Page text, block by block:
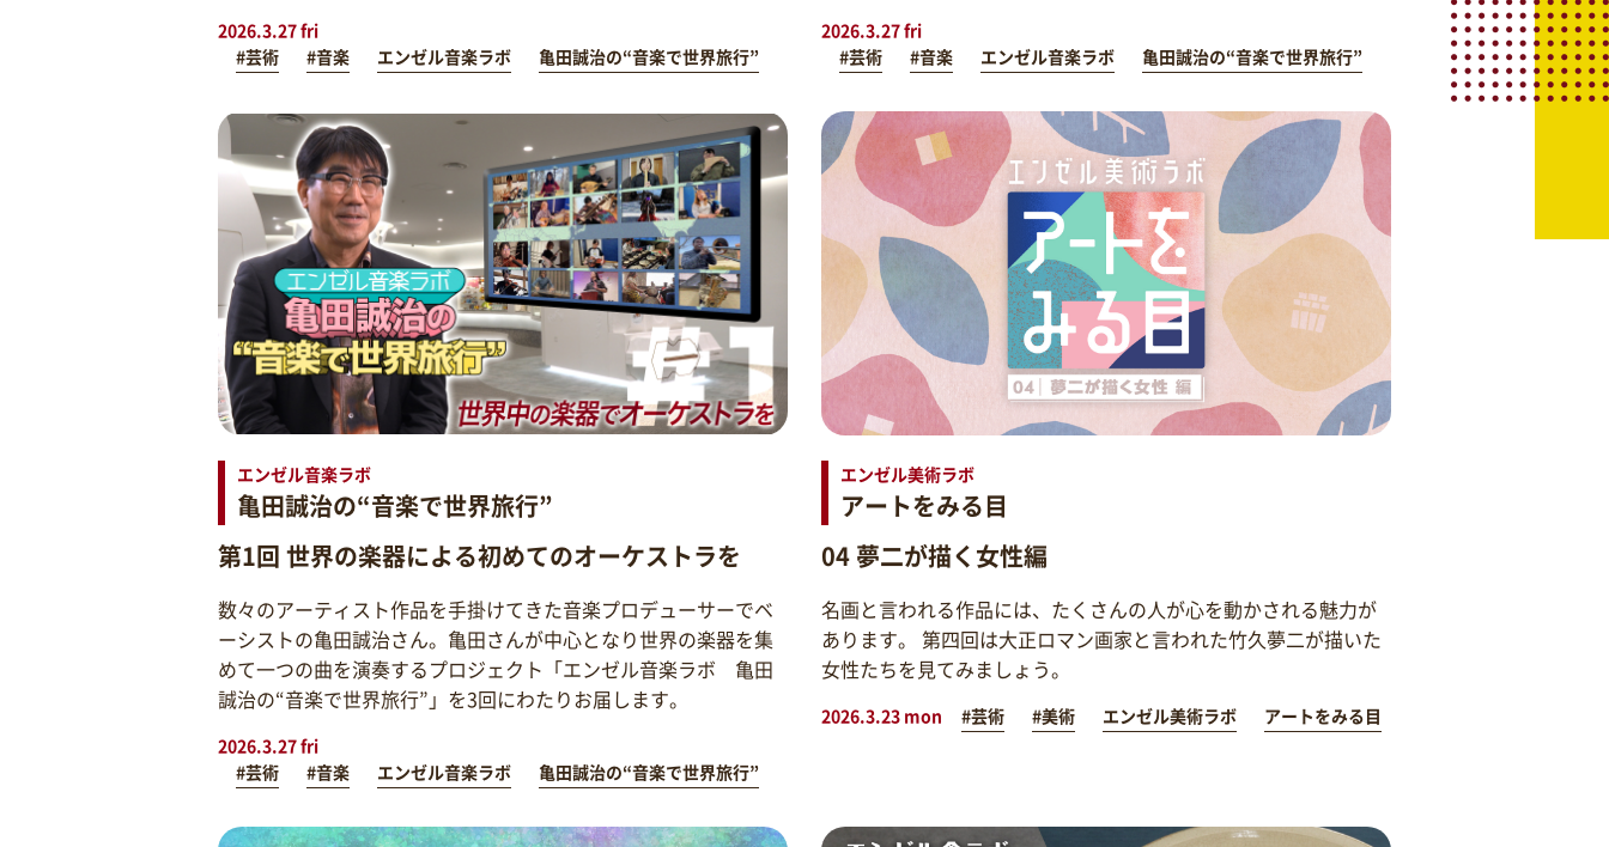
2026.3.27 fri
#芸術
#音楽 エンゼル音楽ラボ 亀田誠治の“音楽で世界旅行”
2026.3.27 fri
#芸術
#音楽 エンゼル音楽ラボ 亀田誠治の“音楽で世界旅行”
エンゼル音楽ラボ
亀田誠治の“音楽で世界旅行”
第1回 世界の楽器による初めてのオーケストラを
数々のアーティスト作品を手掛けてきた音楽プロデューサーでベ
ーシストの亀田誠治さん。亀田さんが中心となり世界の楽器を集
めて一つの曲を演奏するプロジェクト「エンゼル音楽ラボ 亀田
誠治の“音楽で世界旅行”」を3回にわたりお届します。
2026.3.27 fri
#芸術
#音楽 エンゼル音楽ラボ 亀田誠治の“音楽で世界旅行”
エンゼル美術ラボ
アートをみる目
04 夢二が描く女性編
名画と言われる作品には、たくさんの人が心を動かされる魅力が
あります。 第四回は大正ロマン画家と言われた竹久夢二が描いた
女性たちを見てみましょう。
2026.3.23 mon #芸術 #美術 エンゼル美術ラボ アートをみる目